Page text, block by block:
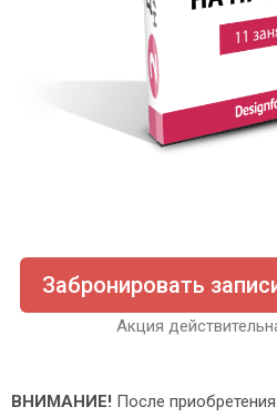
Забронировать
Акция
ВНИМАНИЕ! После